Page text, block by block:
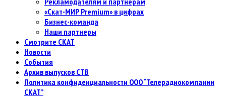
«Скат-МИР Premium» в цифрах
Бизнес-команда
Наши партнеры
Смотрите СКАТ
Новости
События
Архив выпусков СТВ
Политика конфиденциальности ООО “Телерадиокомпании
СКАТ”